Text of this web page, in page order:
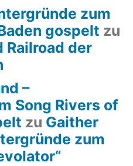
zum
gospelt zu
Railroad der
–
Song Rivers of
zu Gaither
zum